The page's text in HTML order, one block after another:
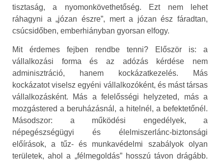
tisztaság, a nyomonkövethetőség. Ezt nem lehet
ráhagyni a „józan észre”, mert a józan ész fáradtan,
csúcsidőben, emberhiányban gyorsan elfogy.
Mit érdemes fejben rendbe tenni? Először is: a
vállalkozási forma és az adózás kérdése nem
adminisztráció, hanem kockázatkezelés. Más
kockázatot viselsz egyéni vállalkozóként, és mást társas
vállalkozásként. Más a felelősségi helyzeted, más a
mozgástered a beruházásnál, a hitelnél, a befektetőnél.
Másodszor: a működési engedélyek, a
népegészségügyi és élelmiszerlánc-biztonsági
előírások, a tűz- és munkavédelmi szabályok olyan
területek, ahol a „félmegoldás” hosszú távon drágább.